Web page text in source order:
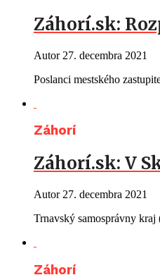
Záhorí.sk:
Autor 27. decembra 2021
Poslanci mestského
Záhorí
Záhorí.sk: V
Autor 27. decembra 2021
Trnavský samosprávny
Záhorí